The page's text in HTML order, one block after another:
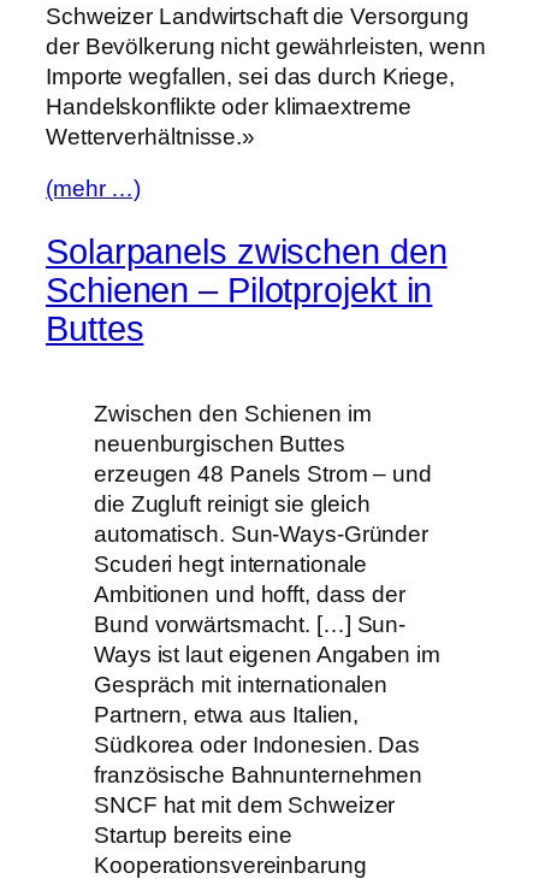
Schweizer Landwirtschaft die Versorgung
der Bevölkerung nicht gewährleisten, wenn
Importe wegfallen, sei das durch Kriege,
Handelskonflikte oder klimaextreme
Wetterverhältnisse.»
(mehr …)
Solarpanels zwischen den
Schienen – Pilotprojekt in
Buttes
Zwischen den Schienen im
neuenburgischen Buttes
erzeugen 48 Panels Strom – und
die Zugluft reinigt sie gleich
automatisch. Sun-Ways-Gründer
Scuderi hegt internationale
Ambitionen und hofft, dass der
Bund vorwärtsmacht. […] Sun-
Ways ist laut eigenen Angaben im
Gespräch mit internationalen
Partnern, etwa aus Italien,
Südkorea oder Indonesien. Das
französische Bahnunternehmen
SNCF hat mit dem Schweizer
Startup bereits eine
Kooperationsvereinbarung